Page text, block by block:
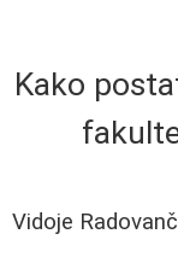
Kako
Vidoje